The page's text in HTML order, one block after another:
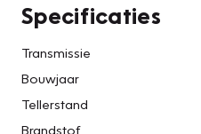
Specificaties
Transmissie
Bouwjaar
Tellerstand
Brandstof